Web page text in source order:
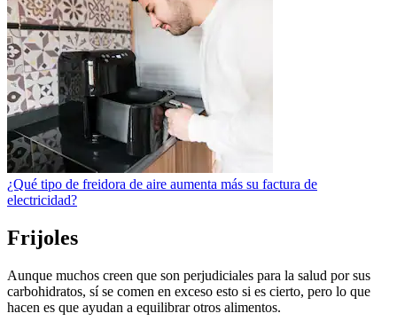
¿Qué tipo de freidora de aire aumenta más su factura de
electricidad?
Frijoles
Aunque muchos creen que son perjudiciales para la salud por sus
carbohidratos, sí se comen en exceso esto si es cierto, pero lo que
hacen es que ayudan a equilibrar otros alimentos.